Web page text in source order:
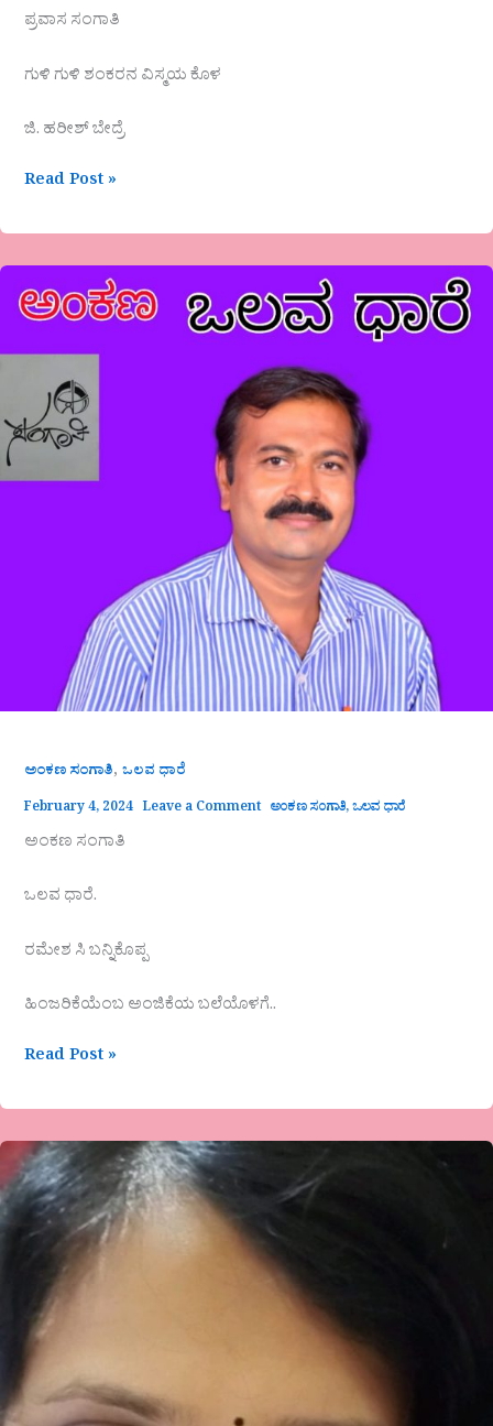
ಪ್ರವಾಸ ಸಂಗಾತಿ
ಗುಳಿ ಗುಳಿ ಶಂಕರನ ವಿಸ್ಮಯ ಕೊಳ
ಜಿ. ಹರೀಶ್ ಬೇದ್ರೆ
Read Post »
ಅಂಕಣ ಸಂಗಾತಿ, ಒಲವ ಧಾರೆ
February 4, 2024 Leave a Comment ಅಂಕಣ ಸಂಗಾತಿ,ಒಲವ ಧಾರೆ
ಅಂಕಣ ಸಂಗಾತಿ
ಒಲವ ಧಾರೆ.
ರಮೇಶ ಸಿ ಬನ್ನಿಕೊಪ್ಪ
ಹಿಂಜರಿಕೆಯೆಂಬ ಅಂಜಿಕೆಯ ಬಲೆಯೊಳಗೆ..
Read Post »
ಚಿತ್ರಕಲಾವಿದೆ
ಚಂದ್ರಪ್ರಭಾರ
ಕುಂಚದಲ್ಲಿ
ರೂಪುತೆಳೆದ
ನೂರೂರು-
ಗೊರೂರು
ಅನಂತರಾಜು,
ಹಾಸನ.